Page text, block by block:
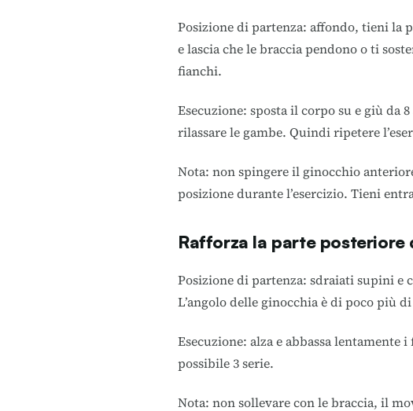
Posizione di partenza: affondo, tieni la
e lascia che le braccia pendono o ti
fianchi.
Esecuzione: sposta il corpo su e giù da
rilassare le gambe. Quindi ripetere
Nota: non spingere il ginocchio
posizione durante l’esercizio. Tieni
Rafforza la parte posteriore
Posizione di partenza: sdraiati supini e
L’angolo delle ginocchia è di poco più
Esecuzione: alza e abbassa lentamente
possibile 3 serie.
Nota: non sollevare con le braccia, il